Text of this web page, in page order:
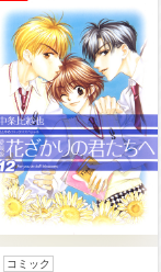
コミック